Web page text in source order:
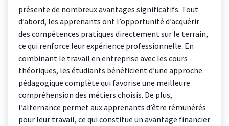
présente de nombreux avantages significatifs. Tout
d’abord, les apprenants ont l’opportunité d’acquérir
des compétences pratiques directement sur le terrain,
ce qui renforce leur expérience professionnelle. En
combinant le travail en entreprise avec les cours
théoriques, les étudiants bénéficient d’une approche
pédagogique complète qui favorise une meilleure
compréhension des métiers choisis. De plus,
l’alternance permet aux apprenants d’être rémunérés
pour leur travail, ce qui constitue un avantage financier